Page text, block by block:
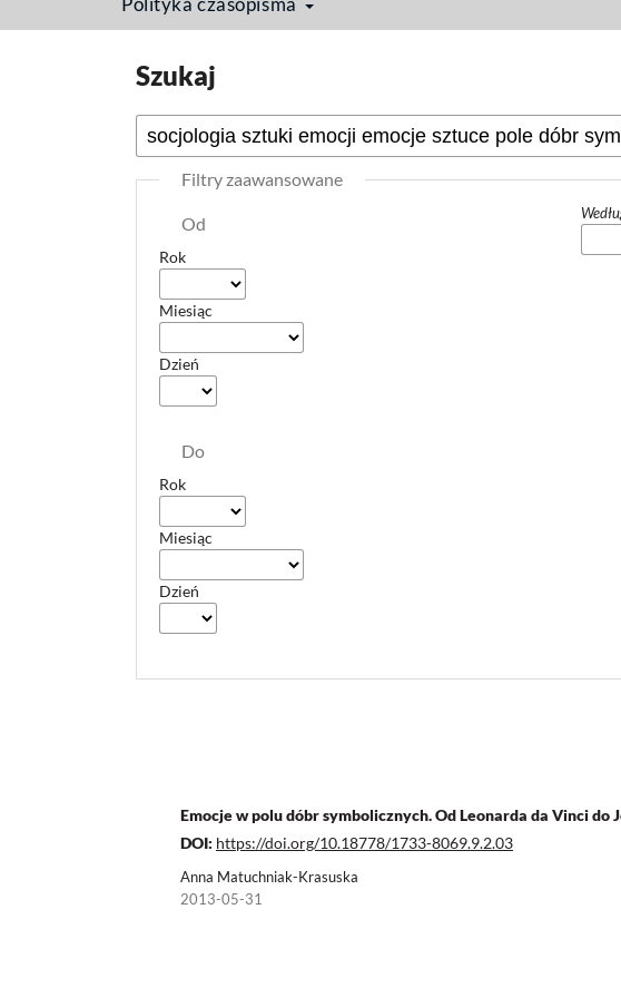
Strona domowa / Szukaj
Szukaj
Filtry zaawansowane
Od
Rok
Miesiąc
Dzień
Do
Rok
Miesiąc
Dzień
Emocje w polu dóbr symbolicznych. Od Leonarda da Vinci do
DOI: https://doi.org/10.18778/1733-8069.9.2.03
Anna Matuchniak-Krasuska
2013-05-31